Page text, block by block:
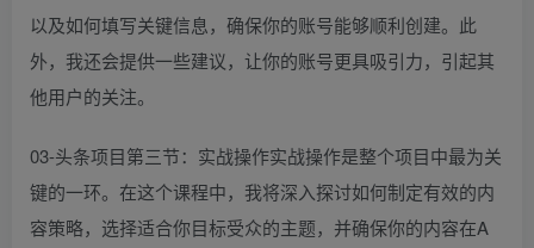
以及如何填写关键信息，确保你的账号能够顺利创建。此
外，我还会提供一些建议，让你的账号更具吸引力，引起其
他用户的关注。
03-头条项目第三节：实战操作实战操作是整个项目中最为关
键的一环。在这个课程中，我将深入探讨如何制定有效的内
容策略，选择适合你目标受众的主题，并确保你的内容在A